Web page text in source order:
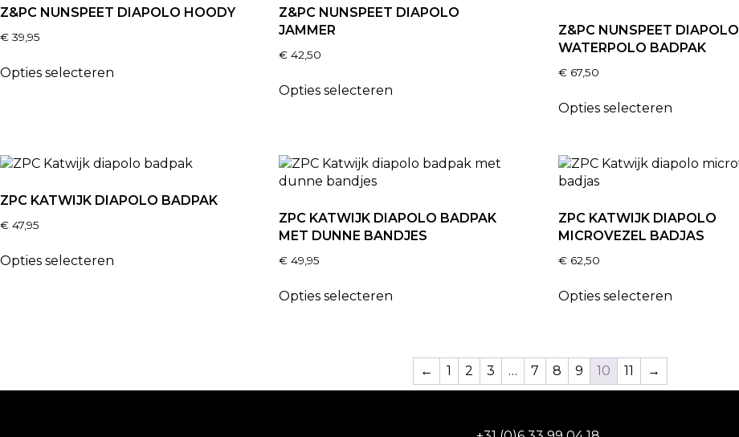
Z&PC NUNSPEET DIAPOLO HOODY
€ 39,95
Opties selecteren
Z&PC NUNSPEET DIAPOLO
JAMMER
€ 42,50
Opties selecteren
Z&PC NUNSPEET DIAPOLO
WATERPOLO BADPAK
€67,50
Opties selecteren
ZPC KATWIJK DIAPOLO BADPAK
€ 47,95
Opties selecteren
ZPC KATWIJK DIAPOLO BADPAK
MET DUNNE BANDJES
€ 49,95
Opties selecteren
ZPC KATWIJK DIAPOLO
MICROVEZEL BADJAS
€62,50
Opties selecteren
← 1 2 3 … 7 8 9 10 11 →